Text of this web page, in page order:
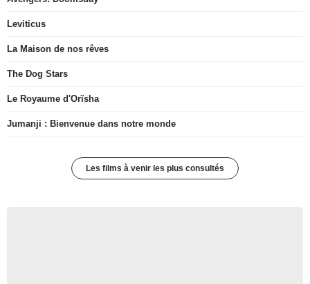
Leviticus
La Maison de nos rêves
The Dog Stars
Le Royaume d'Orïsha
Jumanji : Bienvenue dans notre monde
Les films à venir les plus consultés